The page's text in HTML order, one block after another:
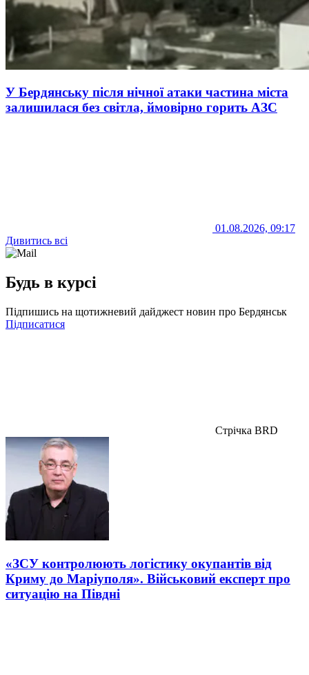
У Бердянську після нічної атаки частина міста
залишилася без світла, ймовірно горить АЗС
01.08.2026, 09:17
Дивитись всі
Будь в курсі
Підпишись на щотижневий дайджест новин про Бердянськ
Підписатися
Стрічка BRD
«ЗСУ контролюють логістику окупантів від
Криму до Маріуполя». Військовий експерт про
ситуацію на Півдні